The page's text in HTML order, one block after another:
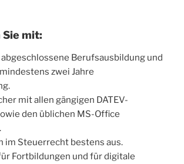
Sie mit:
abgeschlossene Berufsausbildung und
zwei Jahre
mit allen gängigen DATEV-
den üblichen MS-Office
im Steuerrecht bestens aus.
Fortbildungen und für digitale